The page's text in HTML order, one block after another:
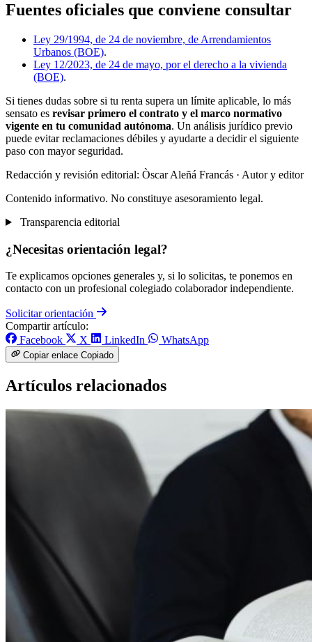
Fuentes oficiales que conviene consultar
Ley 29/1994, de 24 de noviembre, de Arrendamientos
Urbanos (BOE).
Ley 12/2023, de 24 de mayo, por el derecho a la vivienda
(BOE).
Si tienes dudas sobre si tu renta supera un límite aplicable, lo más
sensato es revisar primero el contrato y el marco normativo
vigente en tu comunidad autónoma. Un análisis jurídico previo
puede evitar reclamaciones débiles y ayudarte a decidir el siguiente
paso con mayor seguridad.
Redacción y revisión editorial: Òscar Aleñá Francás · Autor y editor
Contenido informativo. No constituye asesoramiento legal.
Transparencia editorial
¿Necesitas orientación legal?
Te explicamos opciones generales y, si lo solicitas, te ponemos en
contacto con un profesional colegiado colaborador independiente.
Solicitar orientación
Compartir artículo:
Facebook
X LinkedIn WhatsApp
Copiar enlace Copiado
Artículos relacionados